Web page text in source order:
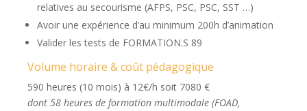
relatives au secourisme (AFPS, PSC, PSC, SST …)
Avoir une expérience d’au minimum 200h d’animation
Valider les tests de FORMATION.S 89
Volume horaire & coût pédagogique
590 heures (10 mois) à 12€/h soit 7080 €
dont 58 heures de formation multimodale (FOAD,